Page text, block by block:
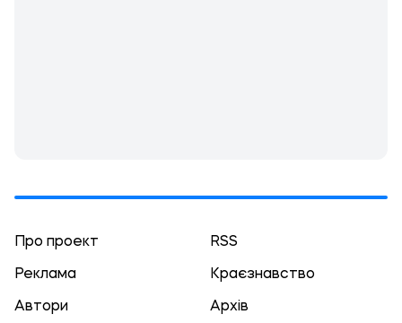
Про проект RSS
Реклама Краєзнавство
Автори Архів